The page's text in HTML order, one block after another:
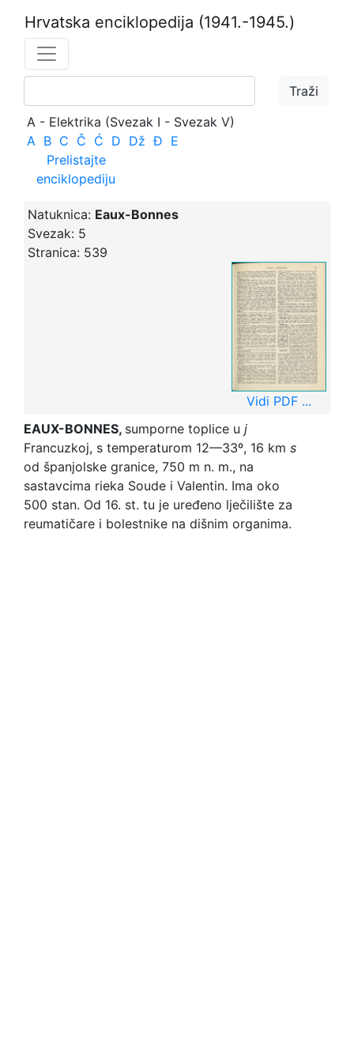
Hrvatska enciklopedija (1941.-1945.)
A - Elektrika (Svezak I - Svezak V)
A B C Č Ć D Dž Đ E
Prelistajte
enciklopediju
Natuknica: Eaux-Bonnes
Svezak: 5
Stranica: 539
Vidi PDF ...
EAUX-BONNES, sumporne toplice u j
Francuzkoj, s temperaturom 12—33º, 16 km s
od španjolske granice, 750 m n. m., na
sastavcima rieka Soude i Valentin. Ima oko
500 stan. Od 16. st. tu je uređeno lječilište za
reumatičare i bolestnike na dišnim organima.